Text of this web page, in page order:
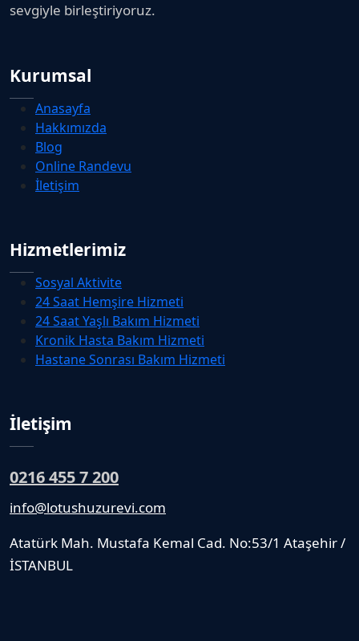
sevgiyle birleştiriyoruz.
Kurumsal
Anasayfa
Hakkımızda
Blog
Online Randevu
İletişim
Hizmetlerimiz
Sosyal Aktivite
24 Saat Hemşire Hizmeti
24 Saat Yaşlı Bakım Hizmeti
Kronik Hasta Bakım Hizmeti
Hastane Sonrası Bakım Hizmeti
İletişim
0216 455 7 200
info@lotushuzurevi.com
Atatürk Mah. Mustafa Kemal Cad. No:53/1 Ataşehir /
İSTANBUL